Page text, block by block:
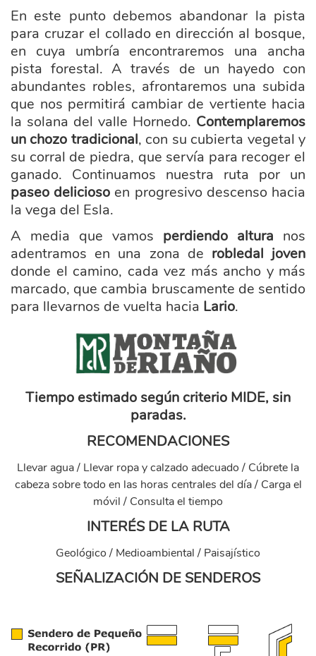
En este punto debemos abandonar la pista
para cruzar el collado en dirección al bosque,
en cuya umbría encontraremos una ancha
pista forestal. A través de un hayedo con
abundantes robles, afrontaremos una subida
que nos permitirá cambiar de vertiente hacia
la solana del valle Hornedo. Contemplaremos
un chozo tradicional, con su cubierta vegetal y
su corral de piedra, que servía para recoger el
ganado. Continuamos nuestra ruta por un
paseo delicioso en progresivo descenso hacia
la vega del Esla.
A media que vamos perdiendo altura nos
adentramos en una zona de robledal joven
donde el camino, cada vez más ancho y más
marcado, que cambia bruscamente de sentido
para llevarnos de vuelta hacia Lario.
marca_montana_riano_.png
Tiempo estimado según criterio MIDE, sin
paradas.
RECOMENDACIONES
Llevar agua / Llevar ropa y calzado adecuado / Cúbrete la
cabeza sobre todo en las horas centrales del día / Carga el
móvil / Consulta el tiempo
INTERÉS DE LA RUTA
Geológico / Medioambiental / Paisajístico
SEÑALIZACIÓN DE SENDEROS
senales_senderos_pequeno_recorridol.png